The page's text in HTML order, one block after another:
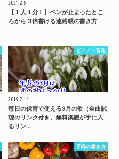
2021.2.5
【１人１分！】ペンが止まったとこ
ろから３倍書ける連絡帳の書き方
ピアノ・音楽
2019.2.14
毎日の保育で使える3月の歌（全曲試
聴のリンク付き、無料楽譜が手に入
るリン…
要録の書き方